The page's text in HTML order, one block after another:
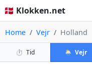
🇩🇰 Klokken.net
Home Vejr Holland
⏱️ Tid 🌦️ Vejr